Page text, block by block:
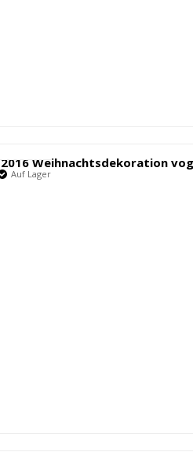
2016 Weihnachtsdekoration
Auf Lager